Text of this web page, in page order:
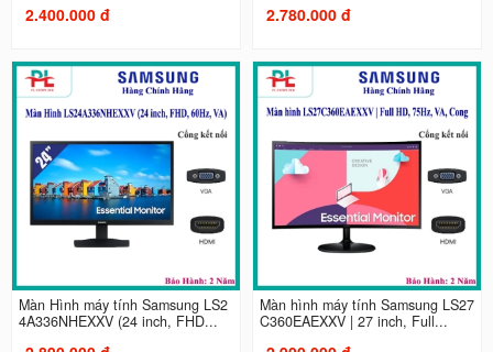
2.400.000 đ 2.780.000 đ
Màn Hình máy tính Samsung LS2
4A336NHEXXV (24 inch, FHD...
Màn hình máy tính Samsung LS27
C360EAEXXV | 27 inch, Full...